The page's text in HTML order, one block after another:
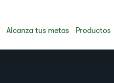
Alcanza tus metas Productos